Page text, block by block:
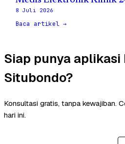
8 Juli 2026
Baca artikel →
Siap punya
Situbondo?
Konsultasi gratis, tanpa kewajiban.
hari ini.